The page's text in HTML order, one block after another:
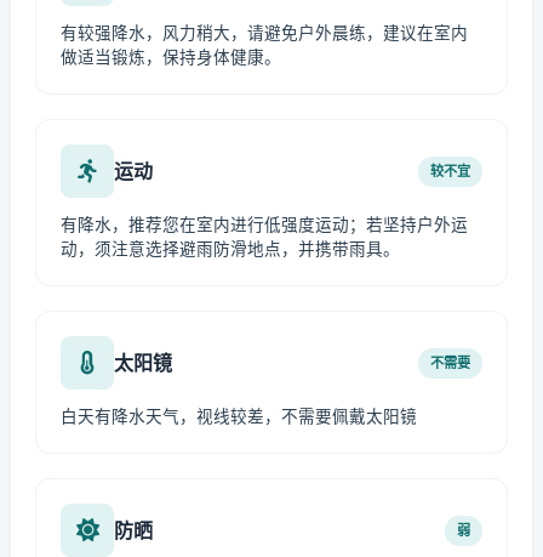
有较强降水，风力稍大，请避免户外晨练，建议在室内
做适当锻炼，保持身体健康。
运动 较不宜
有降水，推荐您在室内进行低强度运动；若坚持户外运
动，须注意选择避雨防滑地点，并携带雨具。
太阳镜 不需要
白天有降水天气，视线较差，不需要佩戴太阳镜
防晒 弱